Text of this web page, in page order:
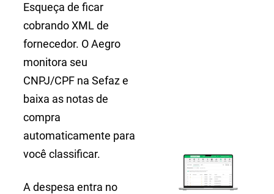
Esqueça de ficar
cobrando XML de
fornecedor. O Aegro
monitora seu
CNPJ/CPF na Sefaz e
baixa as notas de
compra
automaticamente para
você classificar.
A despesa entra no